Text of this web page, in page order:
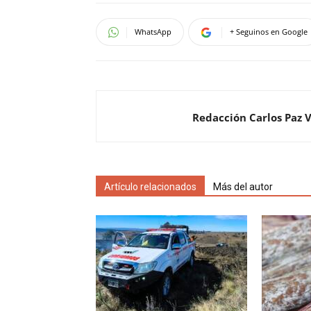
WhatsApp + Seguinos en Google
Redacción Carlos Paz
Artículo relacionados Más del autor